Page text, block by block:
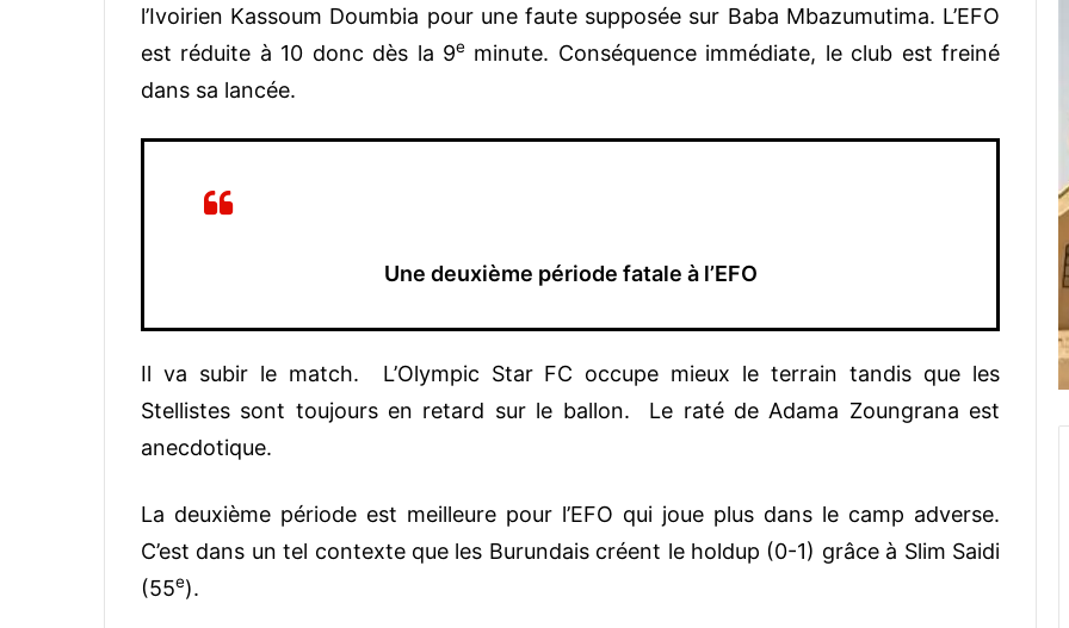
l’Ivoirien Kassoum Doumbia pour une faute supposée sur Baba Mbazumutima. L’EFO
est réduite à 10 donc dès la 9e minute. Conséquence immédiate, le club est freiné
dans sa lancée.
Une deuxième période fatale à l’EFO
Il va subir le match. L’Olympic Star FC occupe mieux le terrain tandis que les
Stellistes sont toujours en retard sur le ballon. Le raté de Adama Zoungrana est
anecdotique.
La deuxième période est meilleure pour l’EFO qui joue plus dans le camp adverse.
C’est dans un tel contexte que les Burundais créent le holdup (0-1) grâce à Slim Saidi
(55e).